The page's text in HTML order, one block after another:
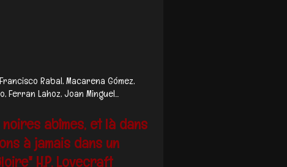
Rabal, Macarena Gómez,
Ferran Lahoz, Joan Minguel...
abîmes, et là dans
à jamais dans un
H.P. Lovecraft